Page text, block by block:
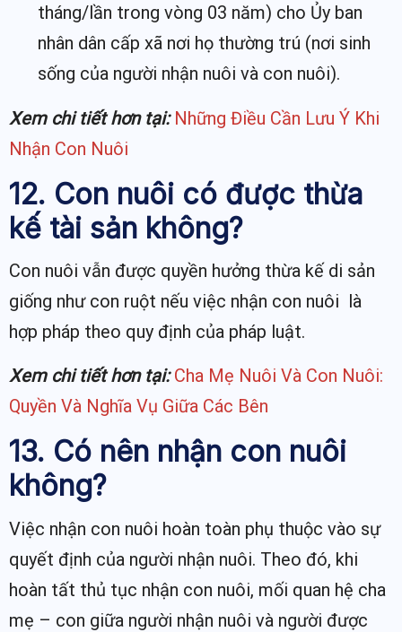
tháng/lần trong vòng 03 năm) cho Ủy ban
nhân dân cấp xã nơi họ thường trú (nơi sinh
sống của người nhận nuôi và con nuôi).
Xem chi tiết hơn tại: Những Điều Cần Lưu Ý Khi
Nhận Con Nuôi
12. Con nuôi có được thừa
kế tài sản không?
Con nuôi vẫn được quyền hưởng thừa kế di sản
giống như con ruột nếu việc nhận con nuôi là
hợp pháp theo quy định của pháp luật.
Xem chi tiết hơn tại:Cha Mẹ Nuôi Và Con Nuôi:
Quyền Và Nghĩa Vụ Giữa Các Bên
13. Có nên nhận con nuôi
không?
Việc nhận con nuôi hoàn toàn phụ thuộc vào sự
quyết định của người nhận nuôi. Theo đó, khi
hoàn tất thủ tục nhận con nuôi, mối quan hệ cha
mẹ – con giữa người nhận nuôi và người được